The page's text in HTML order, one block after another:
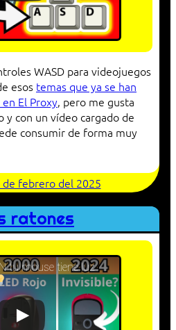
WASD para videojuegos
esos temas que ya se han
El Proxy, pero me gusta
y con un vídeo cargado de
consumir de forma muy
febrero del 2025
ratones
tu mouse tiene luz